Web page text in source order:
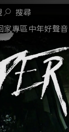
搜尋
家專區中年好聲音